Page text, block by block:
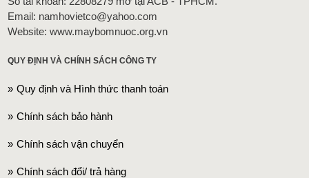
Email: namhovietco@yahoo.com
Website: www.maybomnuoc.org.vn
QUY ĐỊNH VÀ CHÍNH SÁCH CÔNG TY
Quy định và Hình thức thanh toán
Chính sách bảo hành
Chính sách vận chuyển
Chính sách đổi/ trả hàng